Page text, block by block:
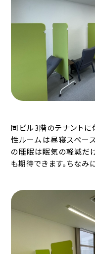
同ビル3階のテナントに
性ルームは昼寝スペー
の睡眠は眠気の軽減だ
も期待できます。ちなみ